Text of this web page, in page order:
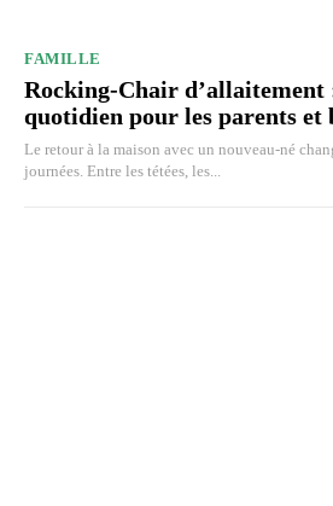
FAMILLE
Rocking-Chair d’allaitement
quotidien pour les parents et
Le retour à la maison avec un nouveau-né
journées. Entre les tétées, les...